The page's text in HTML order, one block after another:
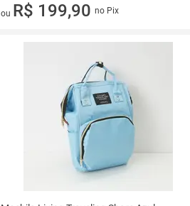
3 vez de R$ 66,63 sem juros
ou R$ 199,90 no Pix